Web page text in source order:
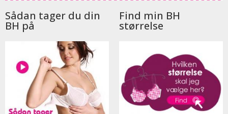
Sådan tager du din
BH på
Find min BH
størrelse